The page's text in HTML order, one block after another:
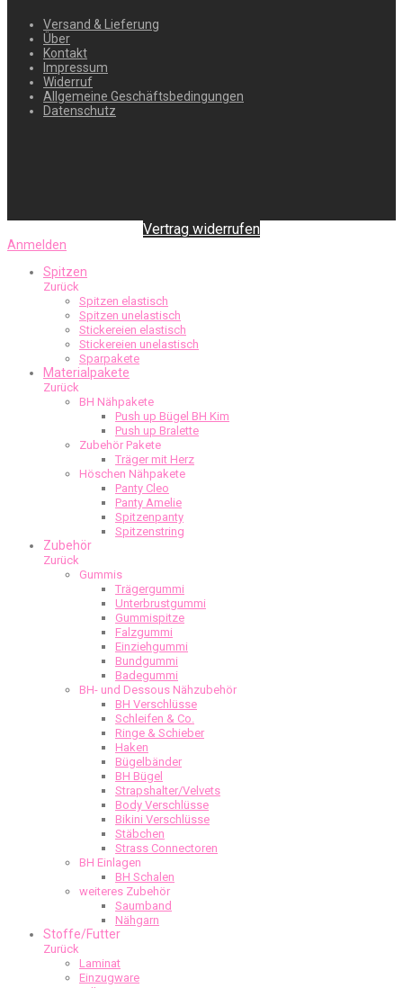
Versand & Lieferung
Über
Kontakt
Impressum
Widerruf
Allgemeine Geschäftsbedingungen
Datenschutz
Vertrag widerrufen
Anmelden
Spitzen
Zurück
Spitzen elastisch
Spitzen unelastisch
Stickereien elastisch
Stickereien unelastisch
Sparpakete
Materialpakete
Zurück
BH Nähpakete
Push up Bügel BH Kim
Push up Bralette
Zubehör Pakete
Träger mit Herz
Höschen Nähpakete
Panty Cleo
Panty Amelie
Spitzenpanty
Spitzenstring
Zubehör
Zurück
Gummis
Trägergummi
Unterbrustgummi
Gummispitze
Falzgummi
Einziehgummi
Bundgummi
Badegummi
BH- und Dessous Nähzubehör
BH Verschlüsse
Schleifen & Co.
Ringe & Schieber
Haken
Bügelbänder
BH Bügel
Strapshalter/Velvets
Body Verschlüsse
Bikini Verschlüsse
Stäbchen
Strass Connectoren
BH Einlagen
BH Schalen
weiteres Zubehör
Saumband
Nähgarn
Stoffe/Futter
Zurück
Laminat
Einzugware